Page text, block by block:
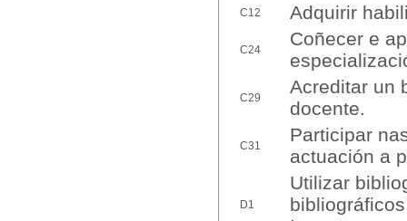
C12 Adquirir
C24
Coñecer e
C29
Acreditar un
docente.
C31
Participar
actuación a
D1
Utilizar